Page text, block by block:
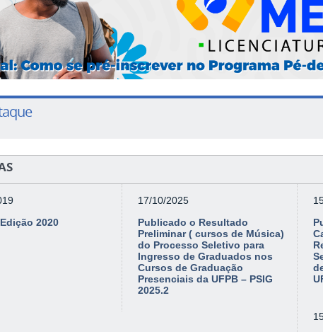
Edição 2020
17/10/2025
Publicado o Resultado
Preliminar ( cursos de Música)
do Processo Seletivo para
Ingresso de Graduados nos
Cursos de Graduação
Presenciais da UFPB – PSIG
2025.2